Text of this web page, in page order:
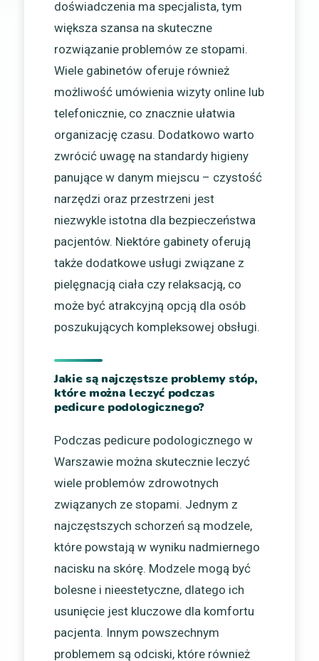
doświadczenia ma specjalista, tym
większa szansa na skuteczne
rozwiązanie problemów ze stopami.
Wiele gabinetów oferuje również
możliwość umówienia wizyty online lub
telefonicznie, co znacznie ułatwia
organizację czasu. Dodatkowo warto
zwrócić uwagę na standardy higieny
panujące w danym miejscu – czystość
narzędzi oraz przestrzeni jest
niezwykle istotna dla bezpieczeństwa
pacjentów. Niektóre gabinety oferują
także dodatkowe usługi związane z
pielęgnacją ciała czy relaksacją, co
może być atrakcyjną opcją dla osób
poszukujących kompleksowej obsługi.
Jakie są najczęstsze problemy stóp,
które można leczyć podczas
pedicure podologicznego?
Podczas pedicure podologicznego w
Warszawie można skutecznie leczyć
wiele problemów zdrowotnych
związanych ze stopami. Jednym z
najczęstszych schorzeń są modzele,
które powstają w wyniku nadmiernego
nacisku na skórę. Modzele mogą być
bolesne i nieestetyczne, dlatego ich
usunięcie jest kluczowe dla komfortu
pacjenta. Innym powszechnym
problemem są odciski, które również